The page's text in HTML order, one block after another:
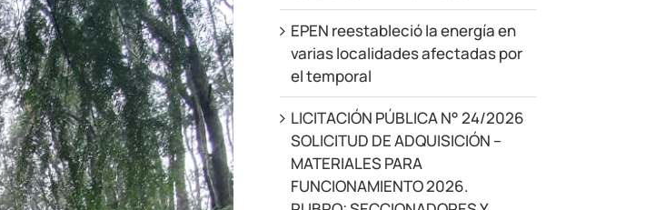
EPEN reestableció la energía en
varias localidades afectadas por
el temporal
LICITACIÓN PÚBLICA N° 24/2026
SOLICITUD DE ADQUISICIÓN –
MATERIALES PARA
FUNCIONAMIENTO 2026.